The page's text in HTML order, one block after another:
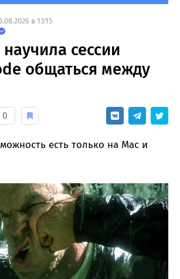
в 13:15
сессии
общаться между
0
есть только на Mac и